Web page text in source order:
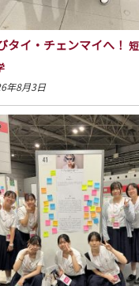
タイ・チェンマイへ！
年8月3日